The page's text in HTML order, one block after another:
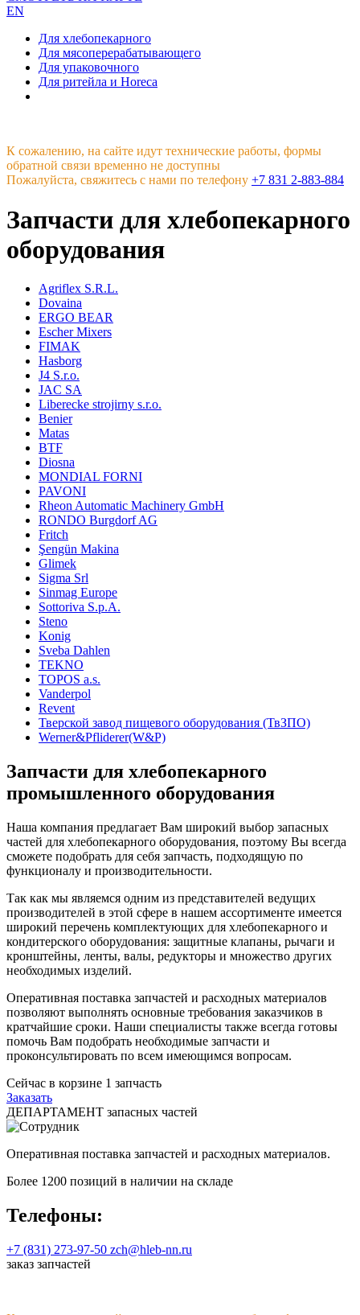
EN
Для хлебопекарного
Для мясоперерабатывающего
Для упаковочного
Для ритейла и Horeca
К сожалению, на сайте идут технические работы, формы
обратной связи временно не доступны
Пожалуйста, свяжитесь с нами по телефону +7 831 2-883-884
Запчасти для хлебопекарного
оборудования
Agriflex S.R.L.
Dovaina
ERGO BEAR
Escher Mixers
FIMAK
Hasborg
J4 S.r.o.
JAC SA
Liberecke strojirny s.r.o.
Benier
Matas
BTF
Diosna
MONDIAL FORNI
PAVONI
Rheon Automatic Machinery GmbH
RONDO Burgdorf AG
Fritch
Şengün Makina
Glimek
Sigma Srl
Sinmag Europe
Sottoriva S.p.A.
Steno
Konig
Sveba Dahlen
TEKNO
TOPOS a.s.
Vanderpol
Revent
Тверской завод пищевого оборудования (ТвЗПО)
Werner&Pfliderer(W&P)
Запчасти для хлебопекарного
промышленного оборудования
Наша компания предлагает Вам широкий выбор запасных
частей для хлебопекарного оборудования, поэтому Вы всегда
сможете подобрать для себя запчасть, подходящую по
функционалу и производительности.
Так как мы являемся одним из представителей ведущих
производителей в этой сфере в нашем ассортименте имеется
широкий перечень комплектующих для хлебопекарного и
кондитерского оборудования: защитные клапаны, рычаги и
кронштейны, ленты, валы, редукторы и множество других
необходимых изделий.
Оперативная поставка запчастей и расходных материалов
позволяют выполнять основные требования заказчиков в
кратчайшие сроки. Наши специалисты также всегда готовы
помочь Вам подобрать необходимые запчасти и
проконсультировать по всем имеющимся вопросам.
Сейчас в корзине 1 запчасть
Заказать
ДЕПАРТАМЕНТ запасных частей
Оперативная поставка запчастей и расходных материалов.
Более 1200 позиций в наличии на складе
Телефоны:
+7 (831) 273-97-50 zch@hleb-nn.ru
заказ запчастей